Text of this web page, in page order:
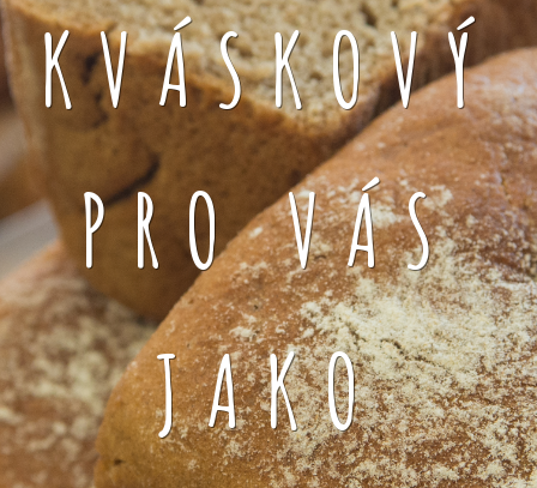
KVÁSKOVÝ
PRO VÁS
JAKO